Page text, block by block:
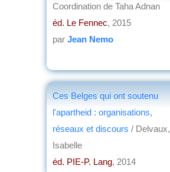
Coordination de Taha Adnan
éd. Le Fennec, 2015
par Jean Nemo
Ces Belges qui ont soutenu
l'apartheid : organisations,
réseaux et discours / Delvaux,
Isabelle
éd. PIE-P. Lang, 2014